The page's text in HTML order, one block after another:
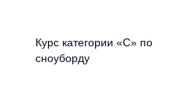
Курс категории «С» по
сноуборду